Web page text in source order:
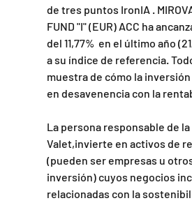
de tres puntos IronIA .
FUND "I" (EUR) ACC ha
del 11,77%  en el último año
a su índice de referencia.
muestra de cómo la
en desavenencia con la
La persona responsable de
Valet,invierte en activos de
(pueden ser empresas u
inversión) cuyos negocios
relacionadas con la